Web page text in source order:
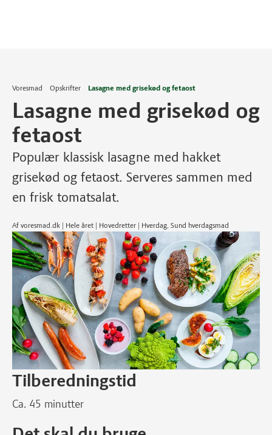
Voresmad Opskrifter Lasagne med grisekød og fetaost
Lasagne med grisekød og
fetaost
Populær klassisk lasagne med hakket
grisekød og fetaost. Serveres sammen med
en frisk tomatsalat.
Af voresmad.dk | Hele året | Hovedretter | Hverdag, Sund hverdagsmad
Tilberedningstid
Ca. 45 minutter